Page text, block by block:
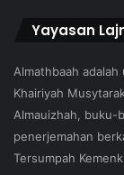
Yayasan
Almathbaah adalah
Khairiyah
Almauizhah, buku-
penerjemahan
Tersumpah